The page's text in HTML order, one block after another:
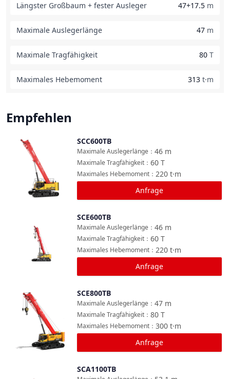
Längster Großbaum + fester Ausleger 47+17.5 m
Maximale Auslegerlänge 47 m
Maximale Tragfähigkeit 80 T
Maximales Hebemoment 313 t·m
Empfehlen
Vergleichen
SCC600TB
46 m
Maximale Auslegerlänge ：
60 T
Maximale Tragfähigkeit ：
220 t·m
Maximales Hebemoment ：
Anfrage
SCE600TB
46 m
Maximale Auslegerlänge ：
60 T
Maximale Tragfähigkeit ：
220 t·m
Maximales Hebemoment ：
Anfrage
Vergleichen
SCE800TB
47 m
Maximale Auslegerlänge ：
80 T
Maximale Tragfähigkeit ：
300 t·m
Maximales Hebemoment ：
Anfrage
SCA1100TB